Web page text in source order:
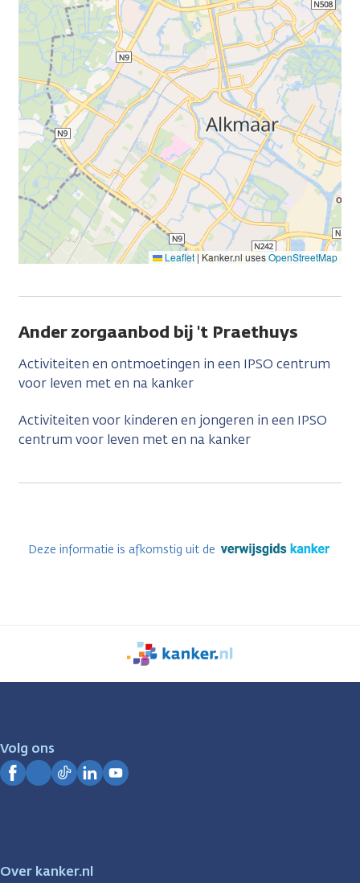
Leaflet | Kanker.nl usesOpenStreetMap
Ander zorgaanbod bij 't Praethuys
Activiteiten en ontmoetingen in een IPSO centrum
voor leven met en na kanker
Activiteiten voor kinderen en jongeren in een IPSO
centrum voor leven met en na kanker
Deze informatie is afkomstig uit de
We
zijn
Volg ons
Over kanker.nl